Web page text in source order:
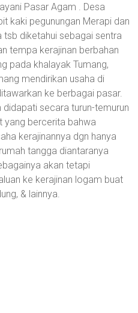
Pasar Agam . Desa
kaki pegunungan Merapi dan
tsb diketahui sebagai sentra
tempa kerajinan berbahan
pada khalayak Tumang,
mendirikan usaha di
ke berbagai pasar.
secara turun-temurun
yang bercerita bahwa
kerajinannya dgn hanya
tangga diantaranya
akan tetapi
ke kerajinan logam buat
& lainnya.